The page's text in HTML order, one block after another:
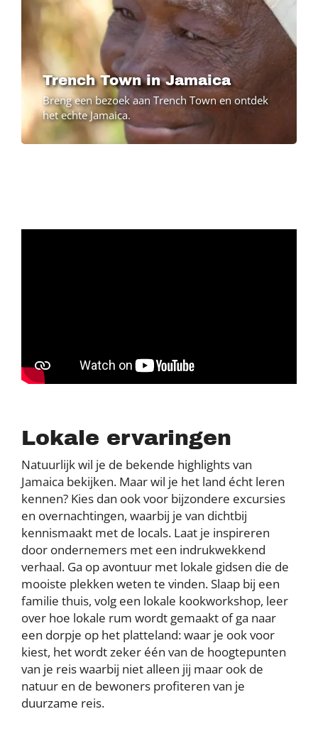
Trench Town in Jamaica
Breng een bezoek aan Trench Town en ontdek
het echte Jamaica.
Lokale ervaringen
Natuurlijk wil je de bekende highlights van
Jamaica bekijken. Maar wil je het land écht leren
kennen? Kies dan ook voor bijzondere excursies
en overnachtingen, waarbij je van dichtbij
kennismaakt met de locals. Laat je inspireren
door ondernemers met een indrukwekkend
verhaal. Ga op avontuur met lokale gidsen die de
mooiste plekken weten te vinden. Slaap bij een
familie thuis, volg een lokale kookworkshop, leer
over hoe lokale rum wordt gemaakt of ga naar
een dorpje op het platteland: waar je ook voor
kiest, het wordt zeker één van de hoogtepunten
van je reis waarbij niet alleen jij maar ook de
natuur en de bewoners profiteren van je
duurzame reis.